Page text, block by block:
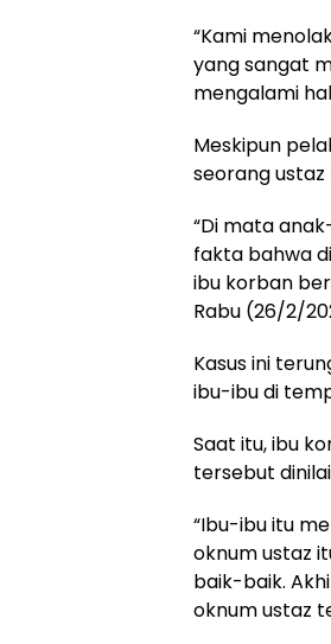
“Kami
yang sangat
mengalami
Meskipun
seorang
“Di mata
fakta bahwa
ibu korban
Rabu (26/2/
Kasus ini
ibu-ibu di
Saat itu, ibu
tersebut
“Ibu-ibu itu
oknum ustaz
baik-baik.
oknum ustaz